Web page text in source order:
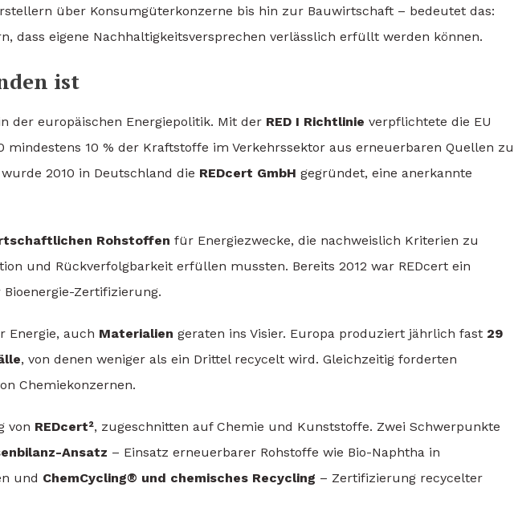
über Konsumgüterkonzerne bis hin zur Bauwirtschaft – bedeutet das:
dass eigene Nachhaltigkeitsversprechen verlässlich erfüllt werden können.
ist
der europäischen Energiepolitik. Mit der RED I Richtlinie verpflichtete die EU
mindestens 10 % der Kraftstoffe im Verkehrssektor aus erneuerbaren Quellen zu
2010 in Deutschland die REDcert GmbH gegründet, eine anerkannte
Rohstoffen für Energiezwecke, die nachweislich Kriterien zu
und Rückverfolgbarkeit erfüllen mussten. Bereits 2012 war REDcert ein
Zertifizierung.
Energie, auch Materialien geraten ins Visier. Europa produziert jährlich fast 29
, von denen weniger als ein Drittel recycelt wird. Gleichzeitig forderten
Chemiekonzernen.
von REDcert², zugeschnitten auf Chemie und Kunststoffe. Zwei Schwerpunkte
Ansatz – Einsatz erneuerbarer Rohstoffe wie Bio-Naphtha in
und ChemCycling® und chemisches Recycling – Zertifizierung recycelter